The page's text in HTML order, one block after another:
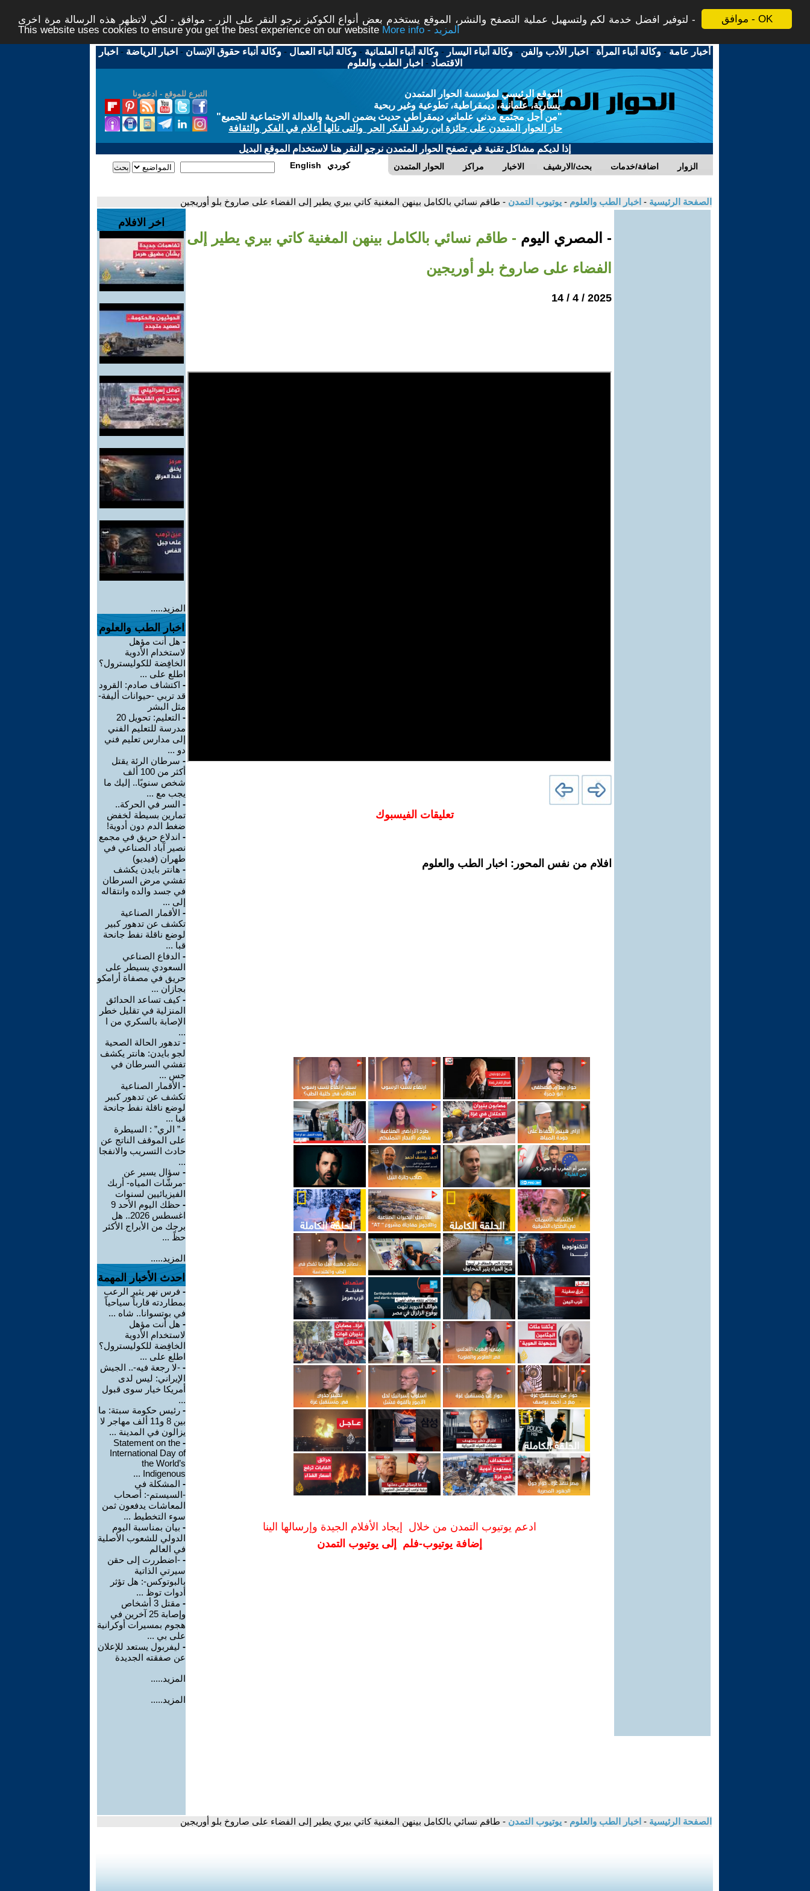
موافق - OK
لتوفير افضل خدمة لكم ولتسهيل عملية التصفح والنشر، الموقع يستخدم بعض أنواع الكوكيز نرجو النقر على الزر - موافق - لكي لاتظهر هذه الرسالة مرة اخرى -
This website uses cookies to ensure you get the best experience on our website
More info - المزيد
أخبار عامة -وكالة أنباء المرأة - اخبار الأدب والفن -وكالة أنباء اليسار -وكالة أنباء العلمانية -وكالة أنباء العمال -وكالة أنباء حقوق الإنسان - اخبار الرياضة - اخبار
الاقتصاد - اخبار الطب والعلوم
التبرع للموقع - ادعمونا
الموقع الرئيسي لمؤسسة الحوار المتمدن
يسارية، علمانية، ديمقراطية، تطوعية وغير ربحية
"من أجل مجتمع مدني علماني ديمقراطي حديث يضمن الحرية والعدالة الاجتماعية للجميع"
حاز الحوار المتمدن على جائزة ابن رشد للفكر الحر والتى نالها أعلام في الفكر والثقافة
إذا لديكم مشاكل تقنية في تصفح الحوار المتمدن نرجو النقر هنا لاستخدام الموقع البديل
الحوار المتمدن مراكز الاخبار بحث/الارشيف اضافة/خدمات الزوار English كوردي
الصفحة الرئيسية - اخبار الطب والعلوم - يوتيوب التمدن - طاقم نسائي بالكامل بينهن المغنية كاتي بيري يطير إلى الفضاء على صاروخ بلو أوريجين
- المصري اليوم - طاقم نسائي بالكامل بينهن المغنية كاتي بيري يطير إلى
الفضاء على صاروخ بلو أوريجين
2025 / 4 / 14
تعليقات الفيسبوك
افلام من نفس المحور: اخبار الطب والعلوم
ادعم يوتيوب التمدن من خلال إيجاد الأفلام الجيدة وإرسالها الينا
إضافة يوتيوب-فلم إلى يوتيوب التمدن
اخر الافلام
المزيد.....
اخبار الطب والعلوم
- هل أنت مؤهل
لاستخدام الأدوية
الخافِضة للكوليسترول؟
اطلع على ...
- اكتشاف صادم: القرود
قد تربي -حيوانات أليفة-
مثل البشر
-
التعليم: تحويل 20
مدرسة للتعليم الفني
إلى مدارس تعليم فني
دو ...
- سرطان الرئة يقتل
أكثر من 100 ألف
شخص سنويًا.. إليك ما
يجب مع ...
- السر في الحركة..
تمارين بسيطة لخفض
ضغط الدم دون أدوية!
- اندلاع حريق في مجمع
نصير آباد الصناعي في
طهران (فيديو)
- هانتر بايدن يكشف
تفشي مرض السرطان
في جسد والده وانتقاله
إلى ...
- الأقمار الصناعية
تكشف عن تدهور كبير
لوضع ناقلة نفط جانحة
قبا ...
- الدفاع الصناعي
السعودي يسيطر على
حريق في مصفاة أرامكو
بجازان ...
-كيف تساعد الحدائق
المنزلية في تقليل خطر
الإصابة بالسكري من ا
...
- تدهور الحالة الصحية
لجو بايدن: هانتر يكشف
تفشي السرطان في
جس ...
- الأقمار الصناعية
تكشف عن تدهور كبير
لوضع ناقلة نفط جانحة
قبا ...
- ” الري” : السيطرة
على الموقف الناتج عن
حادث التسريب والانفجا
...
- سؤال يسير عن
-مرشّات المياه- أربك
الفيزيائيين لسنوات
-
حظك اليوم الأحد 9
اغسطس 2026.. هل
برجك من الأبراج الأكثر
حظً ...
المزيد.....
احدث الأخبار المهمة
- فرس نهر يثير الرعب
بمطاردته قارباً سياحياً
في بوتسوانا.. شاه ...
- هل أنت مؤهل
لاستخدام الأدوية
الخافِضة للكوليسترول؟
اطلع على ...
- -لا رجعة فيه-.. الجيش
الإيراني: ليس لدى
أمريكا خيار سوى قبول
...
- رئيس حكومة سبتة: ما
بين 8 و11 ألف مهاجر لا
يزالون في المدينة ...
-
Statement on the
International Day of
the World’s
Indigenous ...
- المشكلة في
-السيستم-: أصحاب
المعاشات يدفعون ثمن
سوء التخطيط ...
- بيان بمناسبة اليوم
الدولي للشعوب الأصلية
في العالم
- -اضطررت إلى حقن
سيرتي الذاتية
بالبوتوكس-: هل تؤثر
أدوات توظ ...
-
مقتل 3 أشخاص
وإصابة 25 آخرين في
هجوم بمسيرات أوكرانية
على بي ...
- ليفربول يستعد للإعلان
عن صفقته الجديدة
المزيد.....
المزيد.....
الصفحة الرئيسية - اخبار الطب والعلوم - يوتيوب التمدن - طاقم نسائي بالكامل بينهن المغنية كاتي بيري يطير إلى الفضاء على صاروخ بلو أوريجين